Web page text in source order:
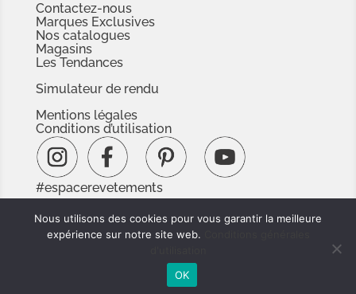
Contactez-nous
Marques Exclusives
Nos catalogues
Magasins
Les Tendances
Simulateur de rendu
Mentions légales
Conditions d’utilisation
#espacerevetements
www.espacedoc.fr
www.signnaturedexception.com
Nous utilisons des cookies pour vous garantir la meilleure
expérience sur notre site web.
OK